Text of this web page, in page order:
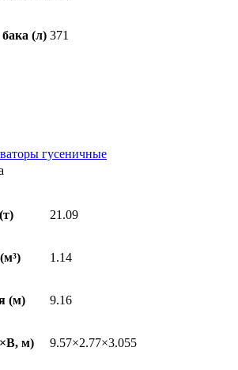
(л) 371
гусеничные
21.09
1.14
(м) 9.16
м) 9.57×2.77×3.055